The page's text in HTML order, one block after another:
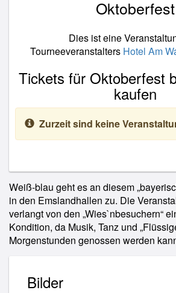
Oktoberfest
Dies ist eine
Tourneeveranstalters Hotel Am
Tickets für Oktoberfest
kaufen
Zurzeit sind keine
Weiß-blau geht es an diesem
in den Emslandhallen zu. Die
verlangt von den „Wies`nbesuchern“
Kondition, da Musik, Tanz und
Morgenstunden genossen werden
Bilder